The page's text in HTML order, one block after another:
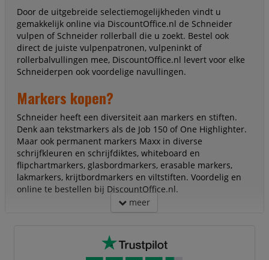
Door de uitgebreide selectiemogelijkheden vindt u
gemakkelijk online via DiscountOffice.nl de Schneider
vulpen of Schneider rollerball die u zoekt. Bestel ook
direct de juiste vulpenpatronen, vulpeninkt of
rollerbalvullingen mee, DiscountOffice.nl levert voor elke
Schneiderpen ook voordelige navullingen.
Markers kopen?
Schneider heeft een diversiteit aan markers en stiften.
Denk aan tekstmarkers als de Job 150 of One Highlighter.
Maar ook permanent markers Maxx in diverse
schrijfkleuren en schrijfdiktes, whiteboard en
flipchartmarkers, glasbordmarkers, erasable markers,
lakmarkers, krijtbordmarkers en viltstiften. Voordelig en
online te bestellen bij DiscountOffice.nl.
meer